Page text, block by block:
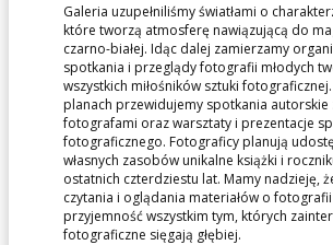
Galeria uzupełniliśmy światłami o
które tworzą atmosferę nawiązującą do
czarno-białej. Idąc dalej zamierzamy
spotkania i przeglądy fotografii młodych
wszystkich miłośników sztuki
planach przewidujemy spotkania autorskie
fotografami oraz warsztaty i prezentacje
fotograficznego. Fotograficy planują
własnych zasobów unikalne książki i
ostatnich czterdziestu lat. Mamy nadzieję,
czytania i oglądania materiałów o
przyjemność wszystkim tym, których
fotograficzne sięgają głębiej.